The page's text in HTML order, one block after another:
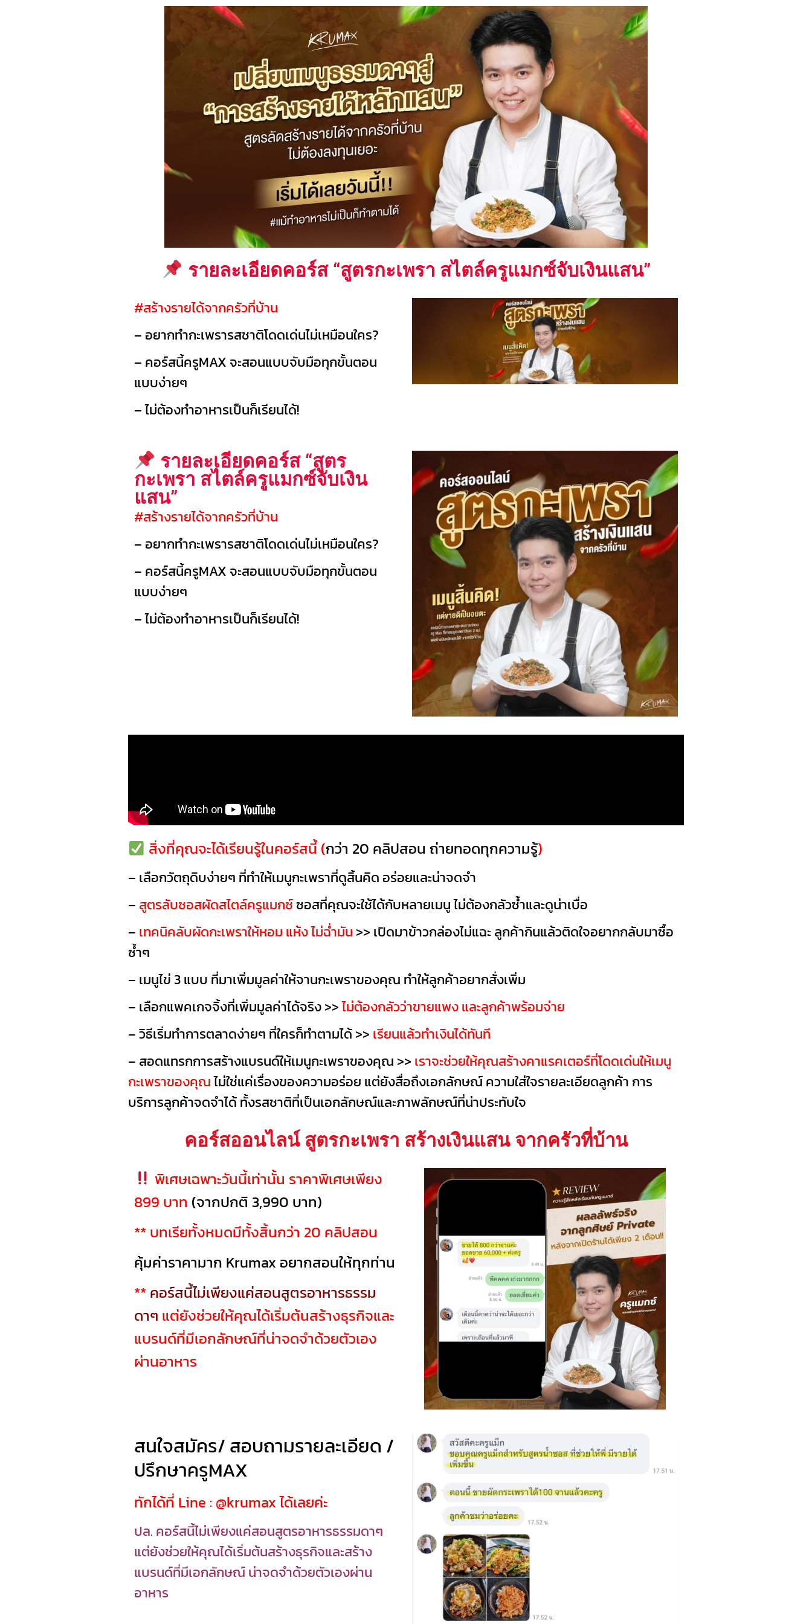
รายละเอียดคอร์ส “สูตรกะเพรา สไตล์ครูแมกซ์จับเงินแสน”
#สร้างรายได้จากครัวที่บ้าน
– อยากทำกะเพรารสชาติโดดเด่นไม่เหมือนใคร?
– คอร์สนี้ครูMAX จะสอนแบบจับมือทุกขั้นตอน
แบบง่ายๆ
– ไม่ต้องทำอาหารเป็นก็เรียนได้!
รายละเอียดคอร์ส “สูตร
กะเพรา สไตล์ครูแมกซ์จับเงิน
แสน”
#สร้างรายได้จากครัวที่บ้าน
– อยากทำกะเพรารสชาติโดดเด่นไม่เหมือนใคร?
– คอร์สนี้ครูMAX จะสอนแบบจับมือทุกขั้นตอน
แบบง่ายๆ
– ไม่ต้องทำอาหารเป็นก็เรียนได้!
สิ่งที่คุณจะได้เรียนรู้ในคอร์สนี้ (กว่า 20 คลิปสอน ถ่ายทอดทุกความรู้)
– เลือกวัตถุดิบง่ายๆ ที่ทำให้เมนูกะเพราที่ดูสิ้นคิด อร่อยและน่าจดจำ
– สูตรลับซอสผัดสไตล์ครูแมกซ์ซอสที่คุณจะใช้ได้กับหลายเมนู ไม่ต้องกลัวซ้ำและดูน่าเบื่อ
– เทคนิคลับผัดกะเพราให้หอม แห้ง ไม่ฉ่ำมัน >> เปิดมาข้าวกล่องไม่แฉะ ลูกค้ากินแล้วติดใจอยากกลับมาซื้อ
ซ้ำๆ
– เมนูไข่ 3 แบบ ที่มาเพิ่มมูลค่าให้จานกะเพราของคุณ ทำให้ลูกค้าอยากสั่งเพิ่ม
– เลือกแพคเกจจิ้งที่เพิ่มมูลค่าได้จริง >>ไม่ต้องกลัวว่าขายแพง และลูกค้าพร้อมจ่าย
– วิธีเริ่มทำการตลาดง่ายๆ ที่ใครก็ทำตามได้ >> เรียนแล้วทำเงินได้ทันที
– สอดแทรกการสร้างแบรนด์ให้เมนูกะเพราของคุณ >> เราจะช่วยให้คุณสร้างคาแรคเตอร์ที่โดดเด่นให้เมนู
กะเพราของคุณไม่ใช่แค่เรื่องของความอร่อย แต่ยังสื่อถึงเอกลักษณ์ ความใส่ใจรายละเอียดลูกค้า การ
บริการลูกค้าจดจำได้ ทั้งรสชาติที่เป็นเอกลักษณ์และภาพลักษณ์ที่น่าประทับใจ
คอร์สออนไลน์ สูตรกะเพรา สร้างเงินแสน จากครัวที่บ้าน
พิเศษเฉพาะวันนี้เท่านั้น ราคาพิเศษเพียง
899 บาท (จากปกติ 3,990 บาท)
** บทเรียทั้งหมดมีทั้งสิ้นกว่า 20 คลิปสอน
คุ้มค่าราคามาก Krumax อยากสอนให้ทุกท่าน
** คอร์สนี้ไม่เพียงแค่สอนสูตรอาหารธรรม
ดาๆ แต่ยังช่วยให้คุณได้เริ่มต้นสร้างธุรกิจและ
แบรนด์ที่มีเอกลักษณ์ที่น่าจดจำด้วยตัวเอง
ผ่านอาหาร
สนใจสมัคร/ สอบถามรายละเอียด /
ปรึกษาครูMAX
ทักได้ที่ Line : @krumax ได้เลยค่ะ
ปล. คอร์สนี้ไม่เพียงแค่สอนสูตรอาหารธรรมดาๆ
แต่ยังช่วยให้คุณได้เริ่มต้นสร้างธุรกิจและสร้าง
แบรนด์ที่มีเอกลักษณ์ น่าจดจำด้วยตัวเองผ่าน
อาหาร